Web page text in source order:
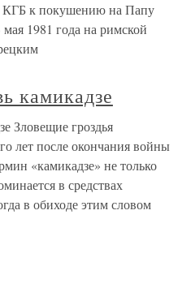
КГБ к покушению на Папу
1981 года на римской
камикадзе
Зловещие гроздья
лет после окончания войны
«камикадзе» не только
в средствах
в обиходе этим словом